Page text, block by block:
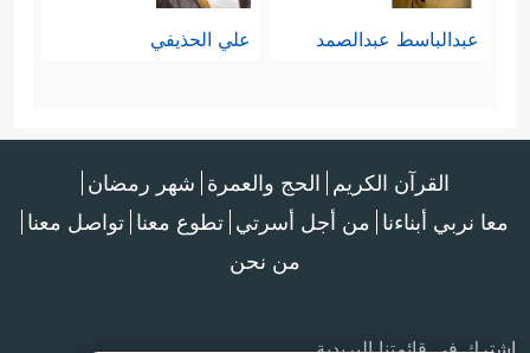
عبدالباسط عبدالصمد علي الحذيفي
القرآن الكريم الحج والعمرة شهر رمضان
معا نربي أبناءنا من أجل أسرتي تطوع معنا تواصل معنا
من نحن
اشترك في قائمتنا البريدية